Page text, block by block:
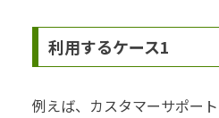
利用するケース1
例えば、カスタマーサポー